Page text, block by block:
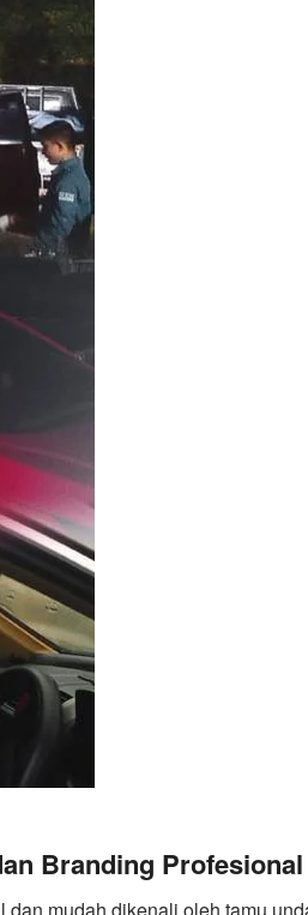
Branding Profesional
mudah dikenali oleh tamu